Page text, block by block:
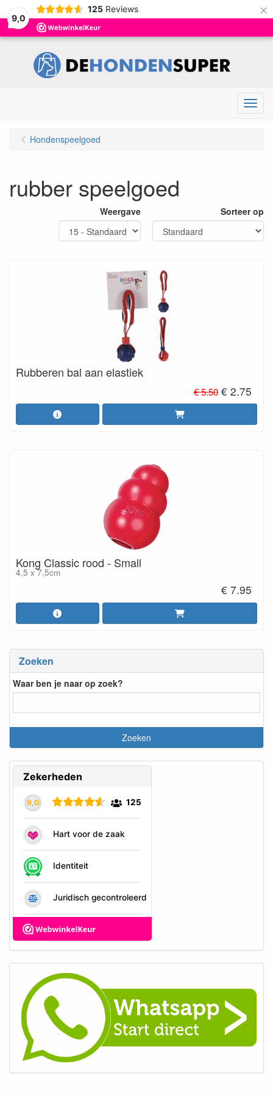
9,0
125 Reviews ×
Menu
Zoeken
Waar ben je naar op zoek?
Hondenspeelgoed
rubber speelgoed
Weergave Sorteer op
Rubberen bal aan elastiek
€ 5.50 € 2.75
Kong Classic rood - Small
4,5 x 7,5cm
€ 7.95